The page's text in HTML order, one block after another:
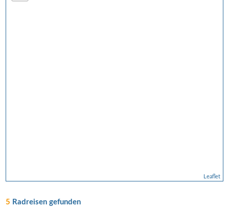
Leaflet
5 Radreisen gefunden